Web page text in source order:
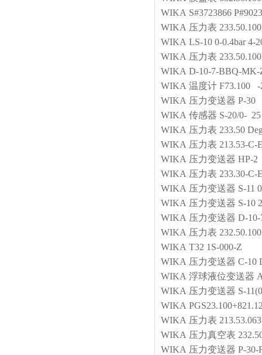
WIKA S#3723866
WIKA 压力表
WIKA LS-10 0-0.4bar 4-
WIKA 压力表
WIKA D-10-7-BBQ-
WIKA 温度计 F73.100
WIKA 压力变送器 P-30
WIKA 传感器 S-20/0-
WIKA 压力表 233.50
WIKA 压力表 213.53-
WIKA 压力变送器 HP-2
WIKA 压力表 233.30-C-
WIKA 压力变送器 S-11
WIKA 压力变送器 S-10
WIKA 压力变送器 D-10-
WIKA 压力表
WIKA T32 1S-000-Z
WIKA 压力变送器 C-10
WIKA 浮球液位变送器
WIKA 压力变送器 S-
WIKA
WIKA 压力表
WIKA 压力真空表
WIKA 压力变送器 P-